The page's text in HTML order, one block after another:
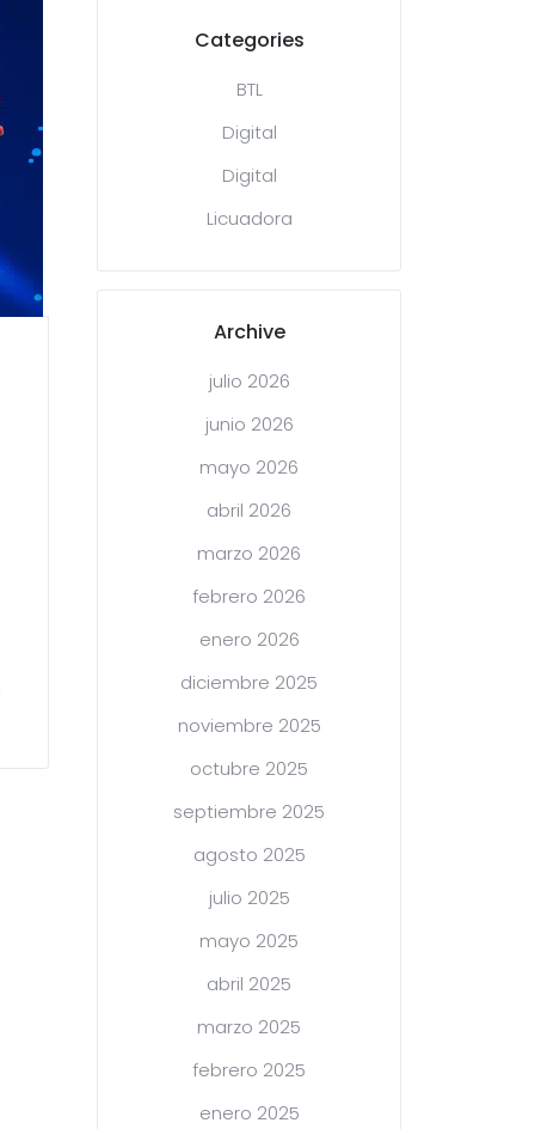
Categories
BTL
Digital
Digital
Licuadora
Archive
julio 2026
junio 2026
mayo 2026
abril 2026
marzo 2026
febrero 2026
enero 2026
diciembre 2025
noviembre 2025
octubre 2025
septiembre 2025
agosto 2025
julio 2025
mayo 2025
abril 2025
marzo 2025
febrero 2025
enero 2025